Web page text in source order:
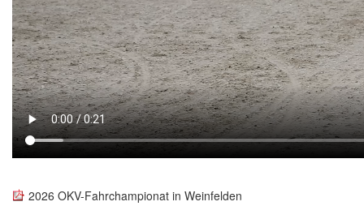
2026 OKV-Fahrchampionat in Weinfelden